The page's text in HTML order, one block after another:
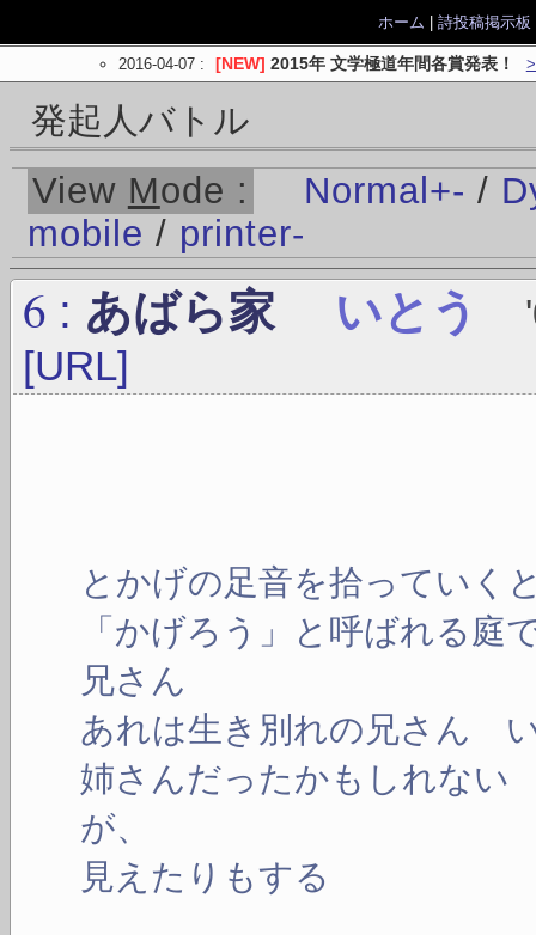
ホーム 詩投稿掲示板
2016-04-07: [NEW] 2015年 文学極道年間各賞発表！
発起人バトル
View Mode : Normal +- /
mobile / printer-
6 : あばら家 いとう
[URL]
とかげの足音を拾っていく
「かげろう」と呼ばれる庭
兄さん
あれは生き別れの兄さん
姉さんだったかもしれない
が、
見えたりもする